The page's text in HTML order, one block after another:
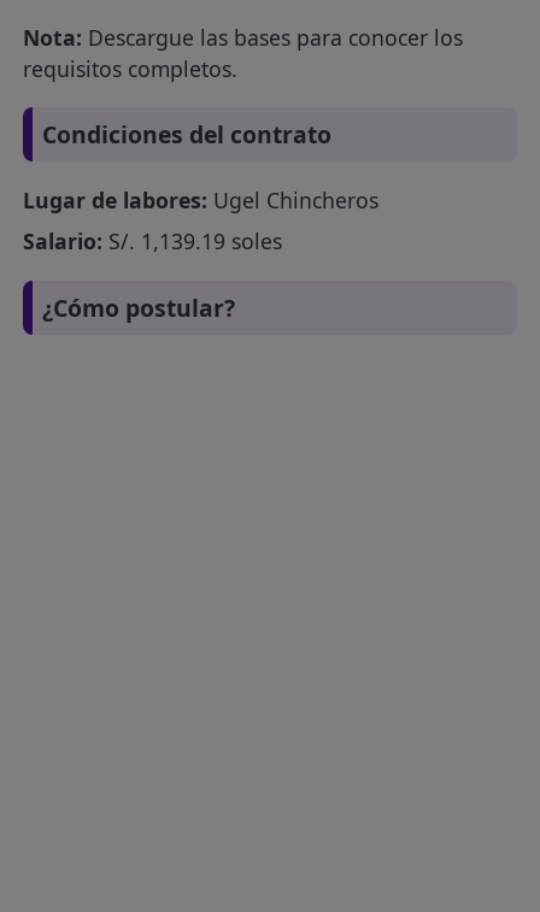
Nota: Descargue las bases para conocer los
requisitos completos.
Condiciones del contrato
Lugar de labores: Ugel Chincheros
Salario: S/. 1,139.19 soles
¿Cómo postular?